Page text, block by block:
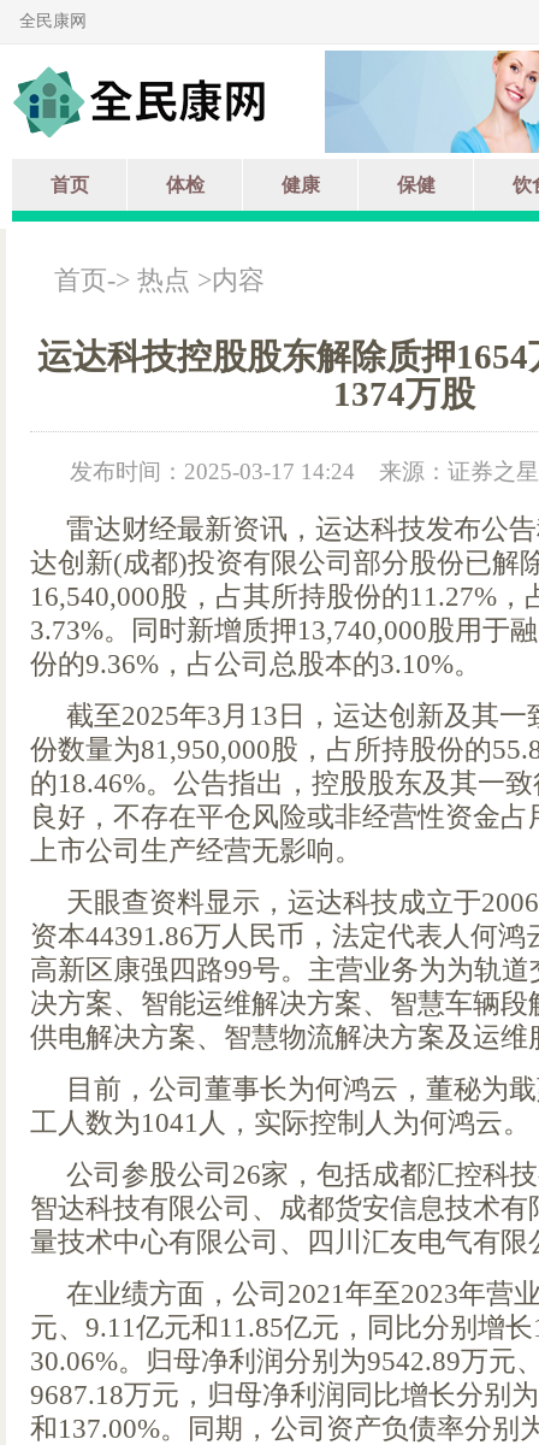
全民康网
首页 体检 健康 保健 饮
首页-> 热点 >内容
运达科技控股股东解除质押
1374万股
发布时间：2025-03-17 14:24 来源：证券之星
雷达财经最新资讯，运达科技发布公
达创新(成都)投资有限公司部分股份已解
16,540,000股，占其所持股份的11.27%
3.73%。同时新增质押13,740,000股用于
份的9.36%，占公司总股本的3.10%。
截至2025年3月13日，运达创新及其
份数量为81,950,000股，占所持股份的
的18.46%。公告指出，控股股东及其一
良好，不存在平仓风险或非经营性资金
上市公司生产经营无影响。
天眼查资料显示，运达科技成立于
资本44391.86万人民币，法定代表人何
高新区康强四路99号。主营业务为为轨
决方案、智能运维解决方案、智慧车辆
供电解决方案、智慧物流解决方案及运维
目前，公司董事长为何鸿云，董秘为
工人数为1041人，实际控制人为何鸿云。
公司参股公司26家，包括成都汇控科
智达科技有限公司、成都货安信息技术
量技术中心有限公司、四川汇友电气有限
在业绩方面，公司2021年至2023年营
元、9.11亿元和11.85亿元，同比分别增长
30.06%。归母净利润分别为9542.89万元
9687.18万元，归母净利润同比增长分别
和137.00%。同期，公司资产负债率分别